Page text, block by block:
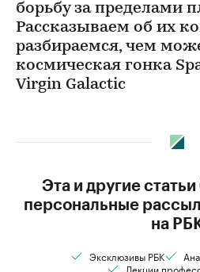
борьбу за пределами
Рассказываем об их
разбираемся, чем
космическая гонка
Virgin Galactic
Эта и другие
персональные
на
Эксклюзивы РБК
Лекции